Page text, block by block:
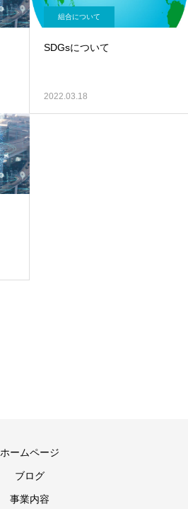
組合について
SDGsについて
2022.03.18
ホームページ
ブログ
事業内容